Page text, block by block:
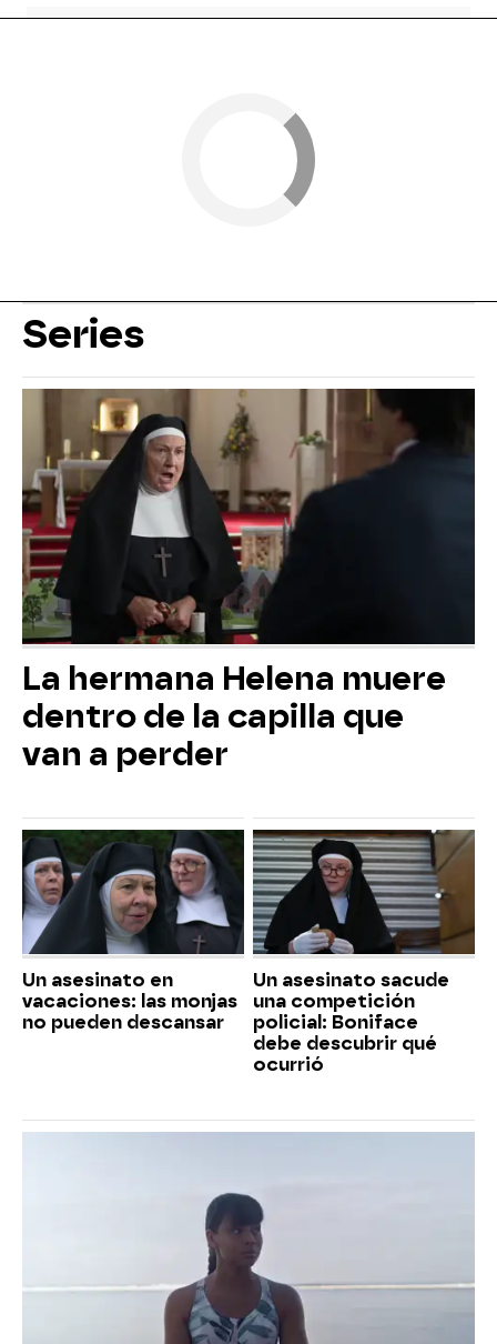
Series
La hermana Helena muere
dentro de la capilla que
van a perder
Un asesinato en
vacaciones: las monjas
no pueden descansar
Un asesinato sacude
una competición
policial: Boniface
debe descubrir qué
ocurrió